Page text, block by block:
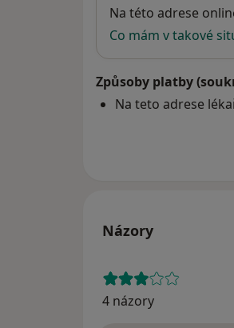
Dostupnost
Na této adrese
Co mám v takové
Způsoby platby
Na teto adrese
Názory
4 názory